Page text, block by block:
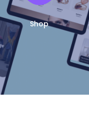
Shop